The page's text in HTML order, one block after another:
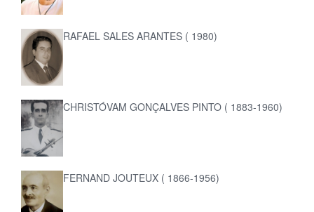
RAFAEL SALES ARANTES ( 1980)
CHRISTÓVAM GONÇALVES PINTO ( 1883-1960)
FERNAND JOUTEUX ( 1866-1956)